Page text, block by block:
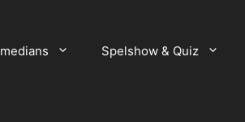
Spelshow & Quiz